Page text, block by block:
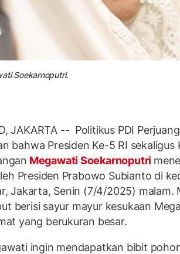
Soekarnoputri.
JAKARTA -- Politikus PDI
bahwa Presiden Ke-5 RI sekaligus
Megawati Soekarnoputri
Presiden Prabowo Subianto di
Jakarta, Senin (7/4/2025) malam.
berisi sayur mayur kesukaan
yang berukuran besar.
ingin mendapatkan bibit